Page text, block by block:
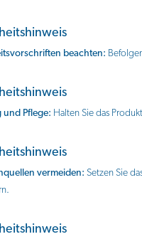
beachten:
Pflege: Halten Sie das
vermeiden: Setzen Sie